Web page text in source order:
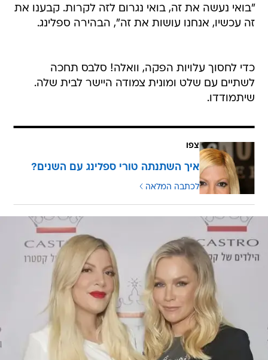
"בואי נעשה את זה, בואי נגרום לזה לקרות. קבענו את
זה עכשיו, אנחנו עושות את זה", הבהירה ספלינג.
כדי לחסוך עלויות הפקה, וואלה! סלבס תחכה
לשתיים עם שלט ומונית צמודה היישר לבית שלה.
שיתמודדו.
צפו
איך השתנתה טורי ספלינג עם השנים?
לכתבה המלאה